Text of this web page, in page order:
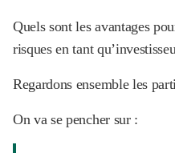
Quels sont les avantages
risques en tant
Regardons ensemble les
On va se pencher sur :